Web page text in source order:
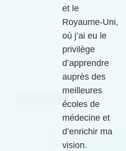
et le
Royaume-Uni,
où j’ai eu le
privilège
d’apprendre
auprès des
meilleures
écoles de
médecine et
d’enrichir ma
vision.